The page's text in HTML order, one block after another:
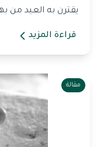
يقترن به العيد من
قراءة المزيد
مقالة